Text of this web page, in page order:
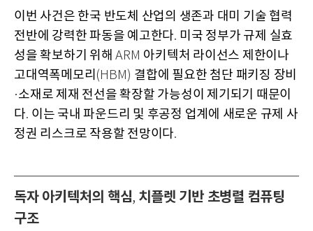
이번 사건은 한국 반도체 산업의 생존과 대미 기술 협력
전반에 강력한 파동을 예고한다. 미국 정부가 규제 실효
성을 확보하기 위해ARM 아키텍처 라이선스 제한이나
고대역폭메모리 (HBM) 결합에 필요한 첨단 패키징 장비
·소재로 제재 전선을 확장할 가능성이 제기되기 때문이
다. 이는 국내 파운드리 및 후공정 업계에 새로운 규제 사
정권 리스크로 작용할 전망이다.
독자 아키텍처의 핵심, 치플렛 기반 초병렬 컴퓨팅
구조